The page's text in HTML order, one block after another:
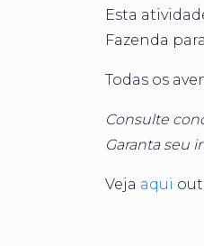
Esta
Fazenda
Todas os
Consulte
Garanta seu
Veja aqui